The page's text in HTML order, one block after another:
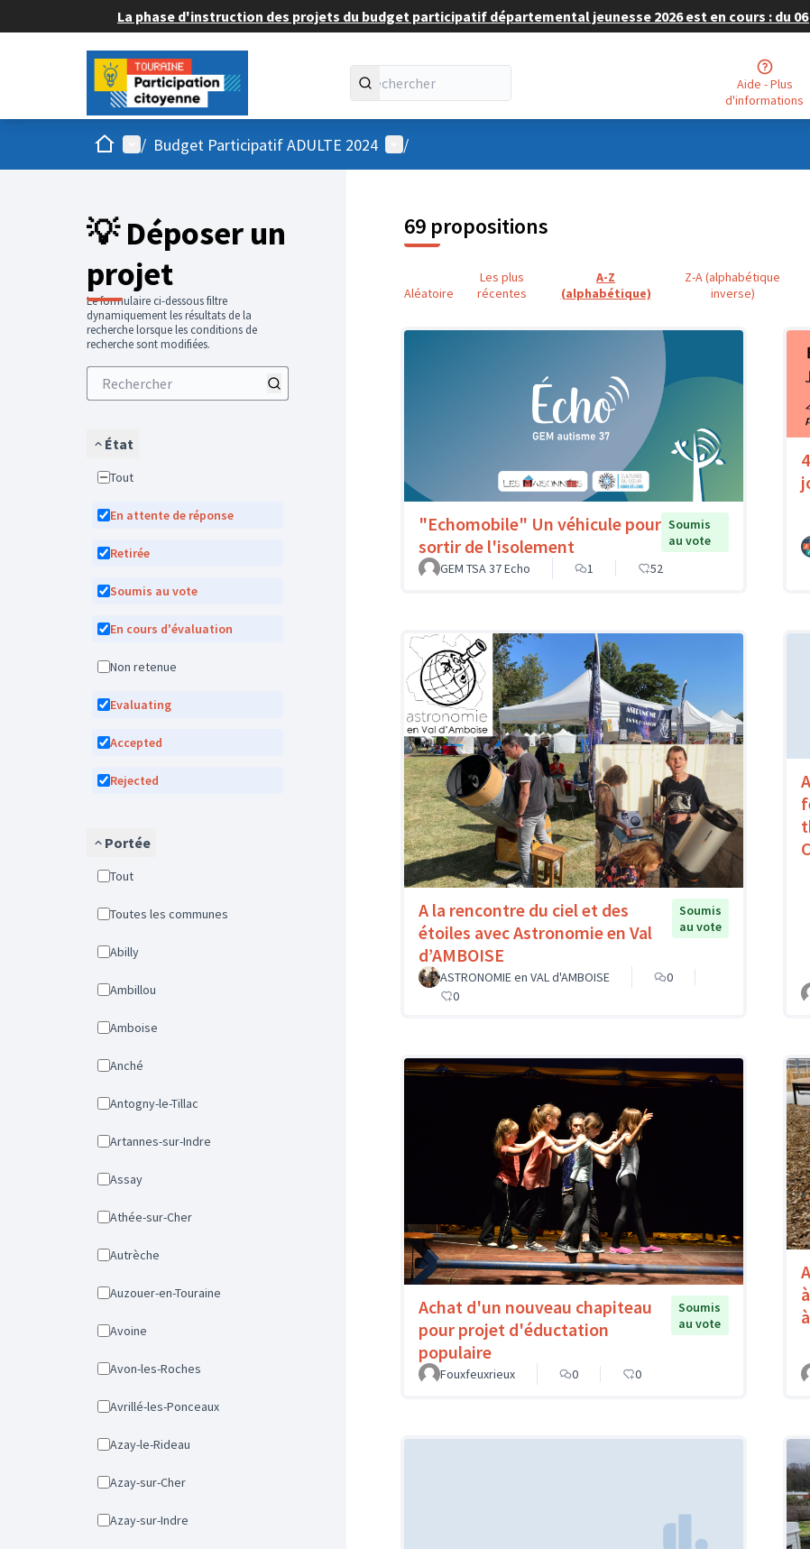
La phase d'instruction des projets du budget participatif départemental jeunesse 2026 est en cours : du 06
Aide - Plus
d'informations
AccueilMenu principal
/ Budget Participatif ADULTE 2024 Menu utilisateur
/
💡 Déposer un
projet
Le formulaire ci-dessous filtre
dynamiquement les résultats de la
recherche lorsque les conditions de
recherche sont modifiées.
État
Tout
En attente de réponse
Retirée
Soumis au vote
En cours d'évaluation
Non retenue
Evaluating
Accepted
Rejected
Portée
Tout
Toutes les communes
Abilly
Ambillou
Amboise
Anché
Antogny-le-Tillac
Artannes-sur-Indre
Assay
Athée-sur-Cher
Autrèche
Auzouer-en-Touraine
Avoine
Avon-les-Roches
Avrillé-les-Ponceaux
Azay-le-Rideau
Azay-sur-Cher
Azay-sur-Indre
69 propositions
Aléatoire
Les plus
récentes
A-Z
(alphabétique)
Z-A (alphabétique
inverse)
"Echomobile" Un véhicule pour
sortir de l'isolement
Soumis
au vote
GEM TSA 37 Echo
1 52
A la rencontre du ciel et des
étoiles avec Astronomie en Val
d’AMBOISE
Soumis
au vote
ASTRONOMIE en VAL d'AMBOISE
0
0
Achat d'un nouveau chapiteau
pour projet d'éductation
populaire
Soumis
au vote
Fouxfeuxrieux 0 0